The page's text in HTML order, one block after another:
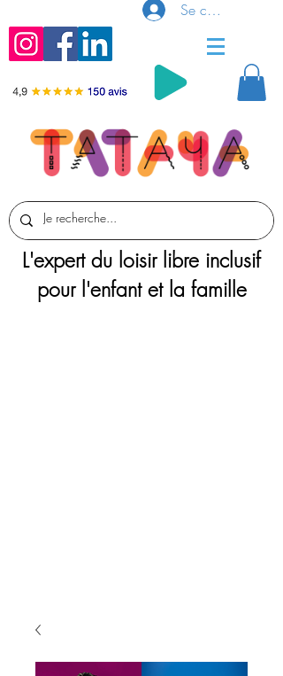
Se connecter
L'expert du loisir libre inclusif
pour l'enfant et la famille